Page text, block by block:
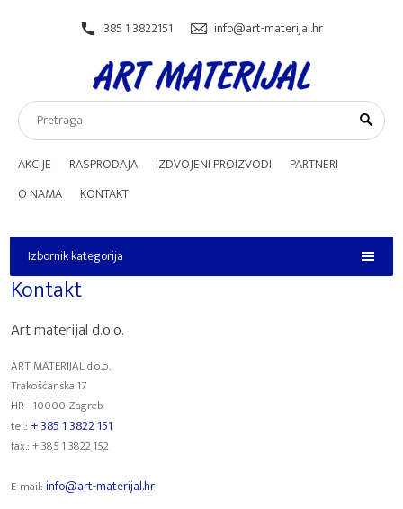
Izbornik kategorija
Izbornik kategorija
385 1 3822151 info@art-materijal.hr
AKCIJE RASPRODAJA IZDVOJENI PROIZVODI
PARTNERI
O NAMA
KONTAKT
Kontakt
Art materijal d.o.o.
ART MATERIJAL d.o.o.
Trakošćanska 17
HR - 10000 Zagreb
tel.: + 385 1 3822 151
fax.: + 385 1 3822 152
E-mail:info@art-materijal.hr